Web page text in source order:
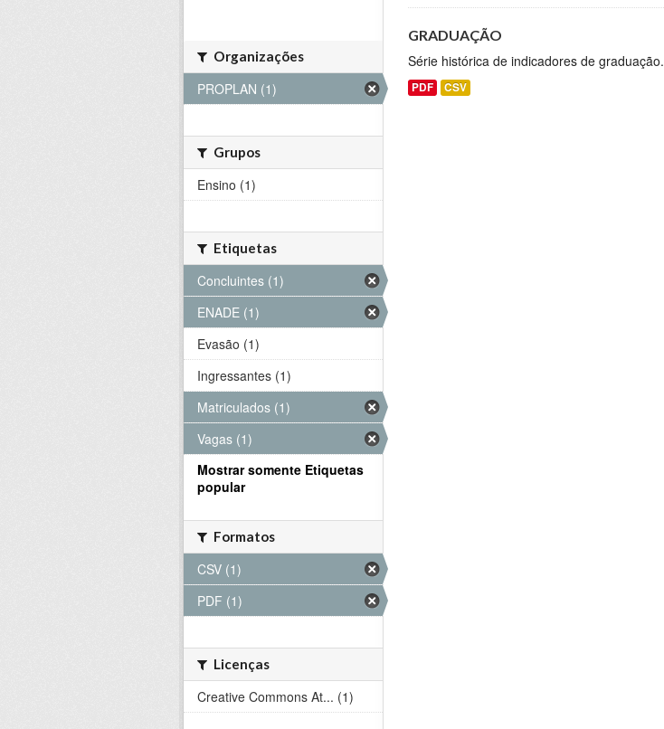
GRADUAÇÃO
Série histórica de indicadores de graduação.
PDF CSV
Organizações
PROPLAN (1)
Grupos
Ensino (1)
Etiquetas
Concluintes (1)
ENADE (1)
Evasão (1)
Ingressantes (1)
Matriculados (1)
Vagas (1)
Mostrar somente Etiquetas
popular
Formatos
CSV (1)
PDF (1)
Licenças
Creative Commons At... (1)